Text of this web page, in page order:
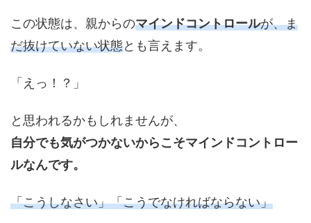
この状態は、親からのマインドコントロールが、ま
だ抜けていない状態とも言えます。
「えっ！？」
と思われるかもしれませんが、
自分でも気がつかないからこそマインドコントロー
ルなんです。
「こうしなさい」「こうでなければならない」